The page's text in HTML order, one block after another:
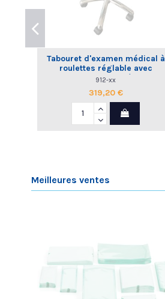
Tabouret d'examen médical à
roulettes réglable avec
dossier commande à la main
912-xx
319,20 €
Meilleures ventes